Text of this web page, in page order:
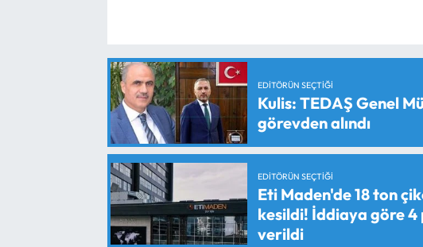
EDITÖRÜN SEÇTIĞI
Kulis: TEDAŞ Genel
görevden alındı
EDITÖRÜN SEÇTIĞI
Eti Maden'de 18 ton
kesildi! İddiaya göre 4
verildi